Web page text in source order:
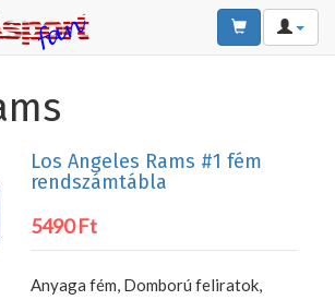
Los Angeles Rams #1 fém
rendszámtábla
5490 Ft
Anyaga fém, Domború feliratok,